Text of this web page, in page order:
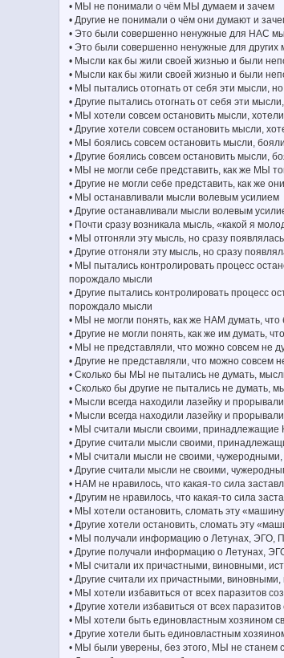
• МЫ не понимали о чём МЫ думаем и зачем
• Другие не понимали о чём они думают и
• Это были совершенно ненужные для НАС
• Это были совершенно ненужные для других
• Мысли как бы жили своей жизнью и были
• Мысли как бы жили своей жизнью и были
• МЫ пытались отогнать от себя эти мысли,
• Другие пытались отогнать от себя эти
• МЫ хотели совсем остановить мысли,
• Другие хотели совсем остановить мысли,
• МЫ боялись совсем остановить мысли,
• Другие боялись совсем остановить мысли,
• МЫ не могли себе представить, как же МЫ
• Другие не могли себе представить, как же
• МЫ останавливали мысли волевым усилием
• Другие останавливали мысли волевым
• Почти сразу возникала мысль, «какой я
• МЫ отгоняли эту мысль, но сразу
• Другие отгоняли эту мысль, но сразу
• МЫ пытались контролировать процесс
порождало мысли
• Другие пытались контролировать процесс
порождало мысли
• МЫ не могли понять, как же НАМ думать,
• Другие не могли понять, как же им думать,
• МЫ не представляли, что можно совсем не
• Другие не представляли, что можно совсем
• Сколько бы МЫ не пытались не думать,
• Сколько бы другие не пытались не думать,
• Мысли всегда находили лазейку и
• Мысли всегда находили лазейку и
• МЫ считали мысли своими,
• Другие считали мысли своими,
• МЫ считали мысли не своими,
• Другие считали мысли не своими,
• НАМ не нравилось, что какая-то сила
• Другим не нравилось, что какая-то сила
• МЫ хотели остановить, сломать эту
• Другие хотели остановить, сломать эту
• МЫ получали информацию о Летунах, ЭГО,
• Другие получали информацию о Летунах,
• МЫ считали их причастными, виновными,
• Другие считали их причастными,
• МЫ хотели избавиться от всех паразитов
• Другие хотели избавиться от всех
• МЫ хотели быть единовластным хозяином
• Другие хотели быть единовластным
• МЫ были уверены, без этого, МЫ не станем